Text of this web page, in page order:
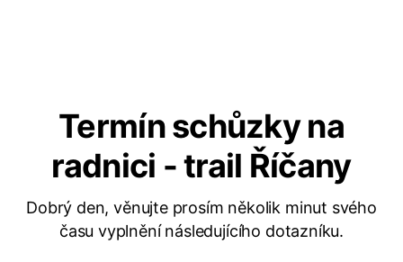
Termín schůzky na
radnici - trail Říčany
Dobrý den, věnujte prosím několik minut svého
času vyplnění následujícího dotazníku.